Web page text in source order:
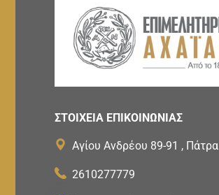
ΣΤΟΙΧΕΙΑ ΕΠΙΚΟΙΝΩΝΙΑΣ
Αγίου Ανδρέου 89-91 , Πάτρα
2610277779